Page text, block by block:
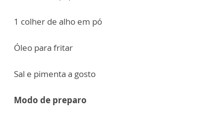
1 colher de alho em pó
Óleo para fritar
Sal e pimenta a gosto
Modo de preparo